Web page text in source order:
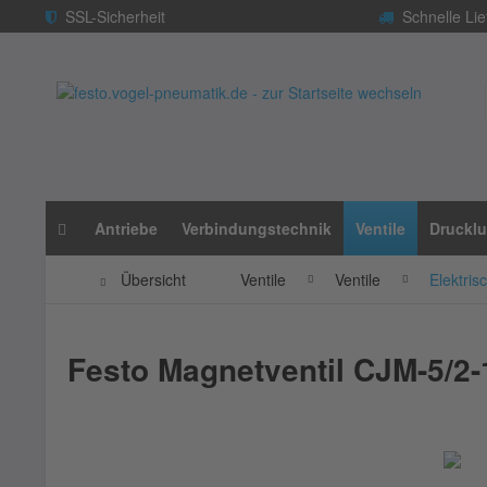
SSL-Sicherheit Schnelle
Antriebe Verbindungstechnik Ventile
Übersicht Ventile Ventile
Festo Magnetventil CJM-5/